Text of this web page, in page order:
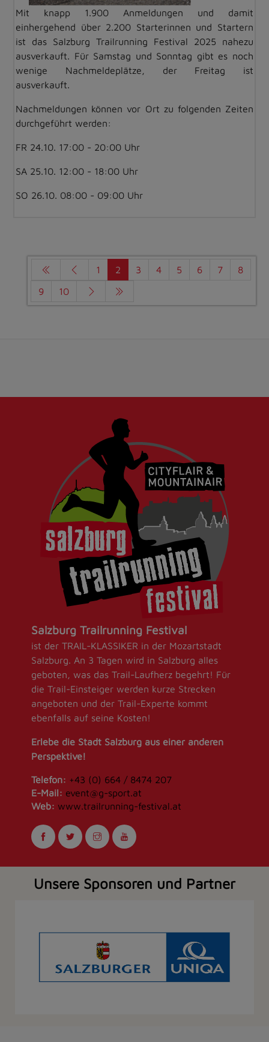
Mit knapp 1.900 Anmeldungen und damit
einhergehend über 2.200 Starterinnen und Startern
ist das Salzburg Trailrunning Festival 2025 nahezu
ausverkauft. Für Samstag und Sonntag gibt es noch
wenige Nachmeldeplätze, der Freitag ist
ausverkauft.
Nachmeldungen können vor Ort zu folgenden Zeiten
durchgeführt werden:
FR 24.10. 17:00 - 20:00 Uhr
SA 25.10. 12:00 - 18:00 Uhr
SO 26.10. 08:00 - 09:00 Uhr
1 2 3 4 5 6 7
8
9
10
Salzburg Trailrunning Festival
ist der TRAIL-KLASSIKER in der Mozartstadt
Salzburg. An 3 Tagen wird in Salzburg alles
geboten, was das Trail-Laufherz begehrt! Für
die Trail-Einsteiger werden kurze Strecken
angeboten und der Trail-Experte kommt
ebenfalls auf seine Kosten!
Erlebe die Stadt Salzburg aus einer anderen
Perspektive!
Telefon: +43 (0) 664 / 8474 207
E-Mail: event@g-sport.at
Web: www.trailrunning-festival.at
Unsere Sponsoren und Partner